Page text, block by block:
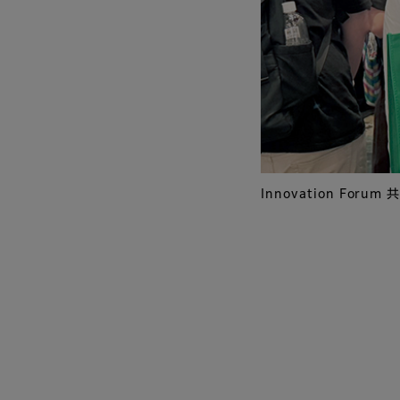
Innovation Forum 共